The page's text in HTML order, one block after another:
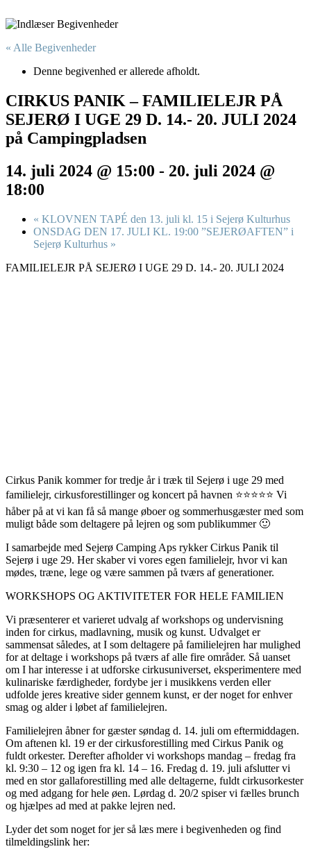
« Alle Begivenheder
Denne begivenhed er allerede afholdt.
CIRKUS PANIK – FAMILIELEJR PÅ
SEJERØ I UGE 29 D. 14.- 20. JULI 2024
på Campingpladsen
14. juli 2024 @ 15:00 - 20. juli 2024 @
18:00
« KLOVNEN TAPÉ den 13. juli kl. 15 i Sejerø Kulturhus
ONSDAG DEN 17. JULI KL. 19:00 ”SEJERØAFTEN” i
Sejerø Kulturhus »
FAMILIELEJR PÅ SEJERØ I UGE 29 D. 14.- 20. JULI 2024
Cirkus Panik kommer for tredje år i træk til Sejerø i uge 29 med
familielejr, cirkusforestillinger og koncert på havnen ⭐⭐⭐⭐⭐ Vi
håber på at vi kan få så mange øboer og sommerhusgæster med som
muligt både som deltagere på lejren og som publikummer 🙂
I samarbejde med Sejerø Camping Aps rykker Cirkus Panik til
Sejerø i uge 29. Her skaber vi vores egen familielejr, hvor vi kan
mødes, træne, lege og være sammen på tværs af generationer.
WORKSHOPS OG AKTIVITETER FOR HELE FAMILIEN
Vi præsenterer et varieret udvalg af workshops og undervisning
inden for cirkus, madlavning, musik og kunst. Udvalget er
sammensat således, at I som deltagere på familielejren har mulighed
for at deltage i workshops på tværs af alle fire områder. Så uanset
om I har interesse i at udforske cirkusuniverset, eksperimentere med
kulinariske færdigheder, fordybe jer i musikkens verden eller
udfolde jeres kreative sider gennem kunst, er der noget for enhver
smag og alder i løbet af familielejren.
Familielejren åbner for gæster søndag d. 14. juli om eftermiddagen.
Om aftenen kl. 19 er der cirkusforestilling med Cirkus Panik og
fuldt orkester. Derefter afholder vi workshops mandag – fredag fra
kl. 9:30 – 12 og igen fra kl. 14 – 16. Fredag d. 19. juli afslutter vi
med en stor gallaforestilling med alle deltagerne, fuldt cirkusorkester
og med adgang for hele øen. Lørdag d. 20/2 spiser vi fælles brunch
og hjælpes ad med at pakke lejren ned.
Lyder det som noget for jer så læs mere i begivenheden og find
tilmeldingslink her: